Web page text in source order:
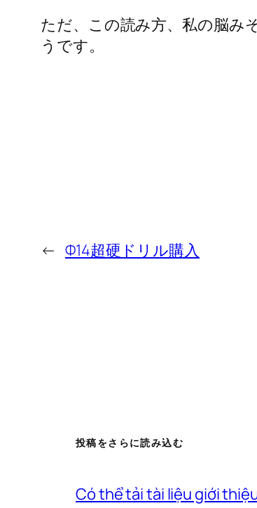
ただ、この読み方、私の脳み
うです。
← Φ14超硬ドリル購入
投稿をさらに読み込む
Có thể tải tài liệu giới